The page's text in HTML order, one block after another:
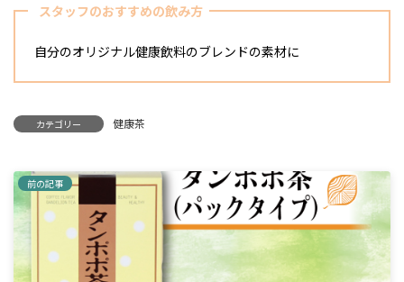
スタッフのおすすめの飲み方
自分のオリジナル健康飲料のブレンドの素材に
カテゴリー 健康茶
前の記事